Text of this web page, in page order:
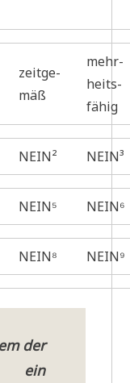
zeit­ge­
mäß
mehr­
heits­
fä­hig
NEIN² NEIN³
NEIN⁵ NEIN⁶
NEIN⁸ NEIN⁹
der
ein